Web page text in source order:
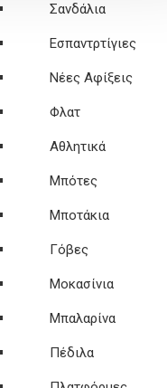
Σανδάλια
Εσπαντρτίγιες
Νέες Αφίξεις
Φλατ
Αθλητικά
Μπότες
Μποτάκια
Γόβες
Μοκασίνια
Μπαλαρίνα
Πέδιλα